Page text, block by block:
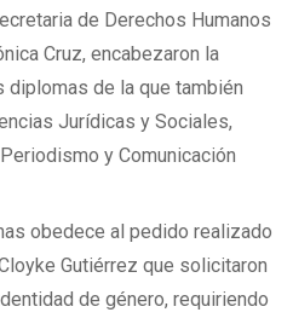
de Derechos Humanos
Cruz, encabezaron la
diplomas de la que también
Jurídicas y Sociales,
y Comunicación
obedece al pedido realizado
Gutiérrez que solicitaron
de género, requiriendo